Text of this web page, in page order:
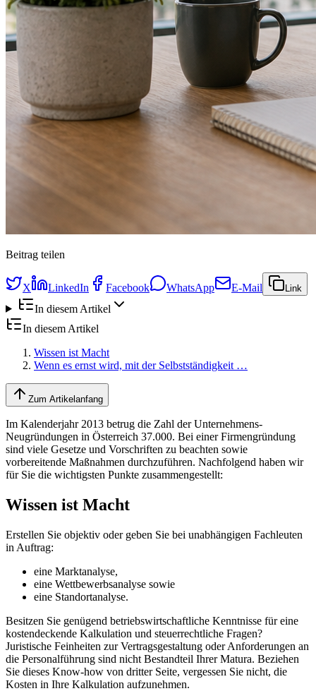
Beitrag teilen
X LinkedIn Facebook WhatsApp E-Mail Link
In diesem Artikel
In diesem Artikel
Wissen ist Macht
Wenn es ernst wird, mit der Selbstständigkeit …
Zum Artikelanfang
Im Kalenderjahr 2013 betrug die Zahl der Unternehmens-
Neugründungen in Österreich 37.000. Bei einer Firmengründung
sind viele Gesetze und Vorschriften zu beachten sowie
vorbereitende Maßnahmen durchzuführen. Nachfolgend haben wir
für Sie die wichtigsten Punkte zusammengestellt:
Wissen ist Macht
Erstellen Sie objektiv oder geben Sie bei unabhängigen Fachleuten
in Auftrag:
eine Marktanalyse,
eine Wettbewerbsanalyse sowie
eine Standortanalyse.
Besitzen Sie genügend betriebswirtschaftliche Kenntnisse für eine
kostendeckende Kalkulation und steuerrechtliche Fragen?
Juristische Feinheiten zur Vertragsgestaltung oder Anforderungen an
die Personalführung sind nicht Bestandteil Ihrer Matura. Beziehen
Sie dieses Know-how von dritter Seite, vergessen Sie nicht, die
Kosten in Ihre Kalkulation aufzunehmen.